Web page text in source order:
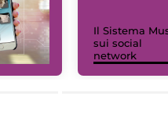
Il Sistema
sui social
network